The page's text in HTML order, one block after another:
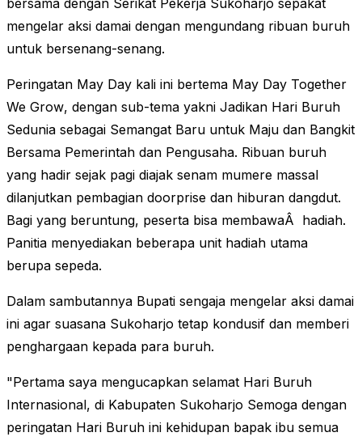
bersama dengan Serikat Pekerja Sukoharjo sepakat
mengelar aksi damai dengan mengundang ribuan buruh
untuk bersenang-senang.
Peringatan May Day kali ini bertema May Day Together
We Grow, dengan sub-tema yakni Jadikan Hari Buruh
Sedunia sebagai Semangat Baru untuk Maju dan Bangkit
Bersama Pemerintah dan Pengusaha. Ribuan buruh
yang hadir sejak pagi diajak senam mumere massal
dilanjutkan pembagian doorprise dan hiburan dangdut.
Bagi yang beruntung, peserta bisa membawaÂ hadiah.
Panitia menyediakan beberapa unit hadiah utama
berupa sepeda.
Dalam sambutannya Bupati sengaja mengelar aksi damai
ini agar suasana Sukoharjo tetap kondusif dan memberi
penghargaan kepada para buruh.
"Pertama saya mengucapkan selamat Hari Buruh
Internasional, di Kabupaten Sukoharjo Semoga dengan
peringatan Hari Buruh ini kehidupan bapak ibu semua